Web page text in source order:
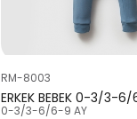
RM-8003
0-3/3-6/6-9 AY